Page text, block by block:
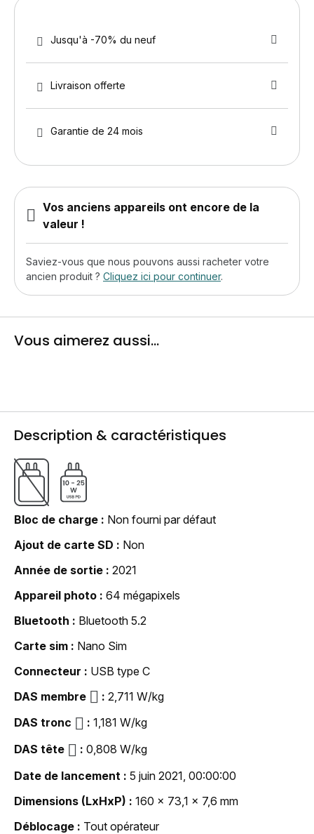
Jusqu'à -70% du neuf
Livraison offerte
Garantie de 24 mois
Vos anciens appareils ont encore de la
valeur !
Saviez-vous que nous pouvons aussi racheter votre
ancien produit ? Cliquez ici pour continuer.
Vous aimerez aussi...
Description & caractéristiques
Bloc de charge
Non fourni par défaut
Ajout de carte SD
Non
Année de sortie
2021
Appareil photo
64 mégapixels
Bluetooth
Bluetooth 5.2
Carte sim
Nano Sim
Connecteur
USB type C
DAS membre
2,711 W/kg
DAS tronc
1,181 W/kg
DAS tête
0,808 W/kg
Date de lancement
5 juin 2021, 00:00:00
Dimensions (LxHxP)
160 x 73,1 x 7,6 mm
Déblocage
Tout opérateur